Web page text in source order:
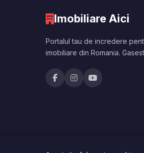
Imobiliare Aici
Portalul tau de incredere
imobiliare din Romania.